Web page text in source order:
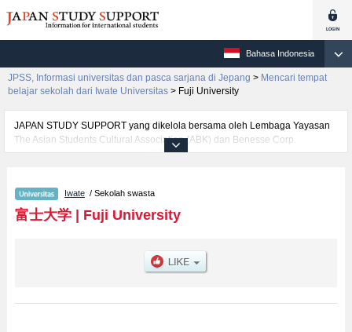
Bahasa Indonesia
JPSS, Informasi universitas dan pasca sarjana di Jepang > Mencari tempat
belajar sekolah dari Iwate Universitas > Fuji University
JAPAN STUDY SUPPORT yang dikelola bersama oleh Lembaga Yayasan
The Asian Students Cultural Association (ABK) dan Benesse Corp.
menyediakan informasi sekitar 1300 universitas, pascasarjana, universitas
fakultas seperti Fakultas Economics, serta berbagai informasi yang berguna
bagi mahasiswa(i) mancanegara seperti kuota untuk jumlah pendaftar dan
jumlah kelulusan ujian masuk mahasiswa(i) mancanegara, informasi
Iwate / Sekolah swasta
富士大学| Fuji University